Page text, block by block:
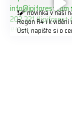
❗️🧨 novinka v naší
Regon R4 ℹ️ k
Ústí, napište si o